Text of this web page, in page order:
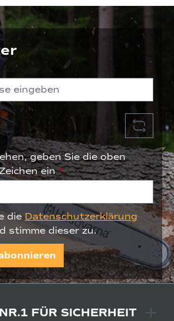
geben Sie die oben
ein*
die Datenschutzerklärung
stimme dieser zu.
FÜR SICHERHEIT